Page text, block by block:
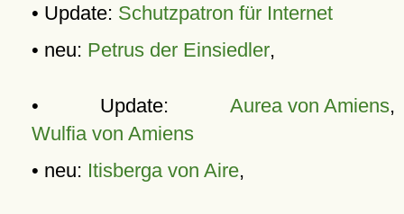
• Update: Schutzpatron für Internet
• neu: Petrus der Einsiedler,
• Update: Aurea von Amiens,
Wulfia von Amiens
• neu: Itisberga von Aire,